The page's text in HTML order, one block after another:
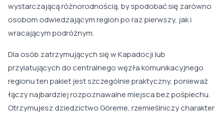
wystarczającą różnorodnością, by spodobać się zarówno
osobom odwiedzającym region po raz pierwszy, jak i
wracającym podróżnym.
Dla osób zatrzymujących się w Kapadocji lub
przylatujących do centralnego węzła komunikacyjnego
regionu ten pakiet jest szczególnie praktyczny, ponieważ
łączy najbardziej rozpoznawalne miejsca bez pośpiechu.
Otrzymujesz dziedzictwo Göreme, rzemieślniczy charakter